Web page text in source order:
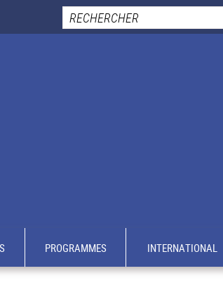
PROGRAMMES INTERNATIONAL